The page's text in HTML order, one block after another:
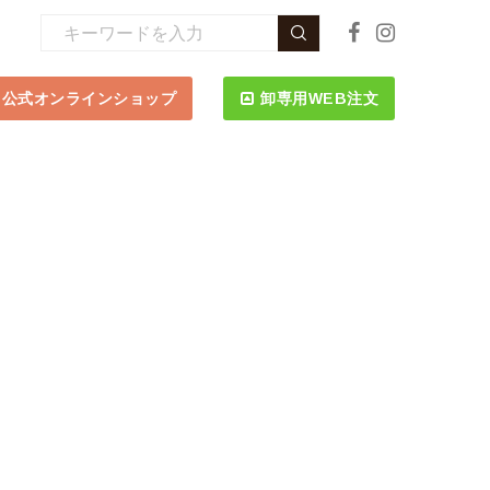
公式オンラインショップ 卸専用WEB注文